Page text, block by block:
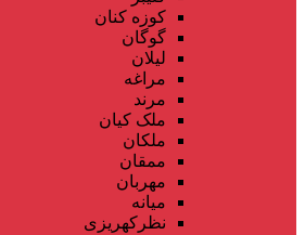
کوزه کنان
گوگان
لیلان
مراغه
مرند
ملک کیان
ملکان
ممقان
مهربان
میانه
نظرکهریزی